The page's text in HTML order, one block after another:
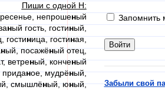
Пиши с одной Н:
непрошеный
ный гость, гостиный,
гостиница, гостиная,
ный, посажёный отец,
ветреный, конченый
приданое, мудрёный,
смышлёный, юный,
Запомнить
Забыли свой